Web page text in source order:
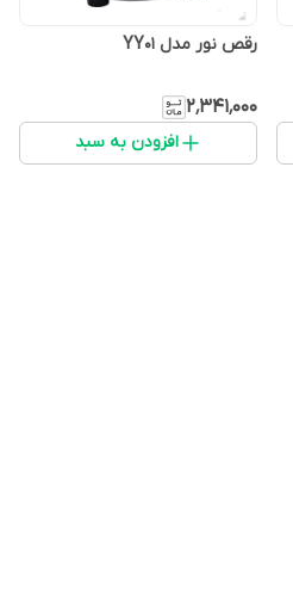
رقص نور مدل YY01
۲٬۳۴۱٬۰۰۰
افزودن به سبد